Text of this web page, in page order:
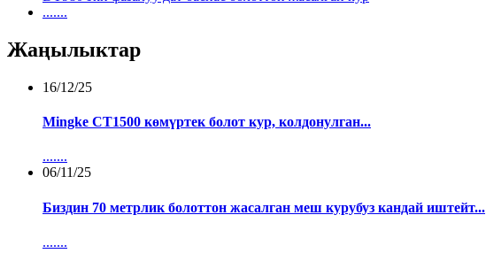
.......
Жаңылыктар
16/12/25
Mingke CT1500 көмүртек болот кур, колдонулган...
.......
06/11/25
Биздин 70 метрлик болоттон жасалган меш курубуз кандай иштейт...
.......